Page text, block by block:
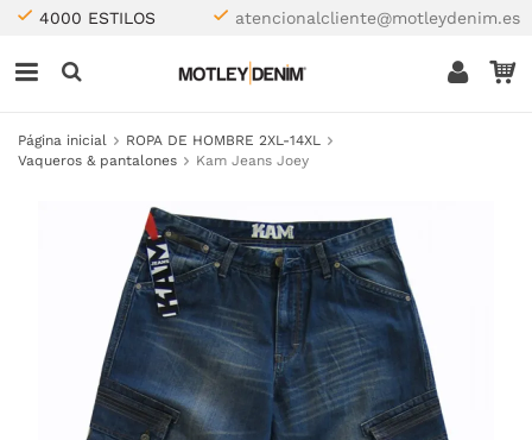
4000 ESTILOS atencionalcliente@motleydenim.es
Página inicial
ROPA DE HOMBRE 2XL-14XL
Vaqueros & pantalones
Kam Jeans Joey